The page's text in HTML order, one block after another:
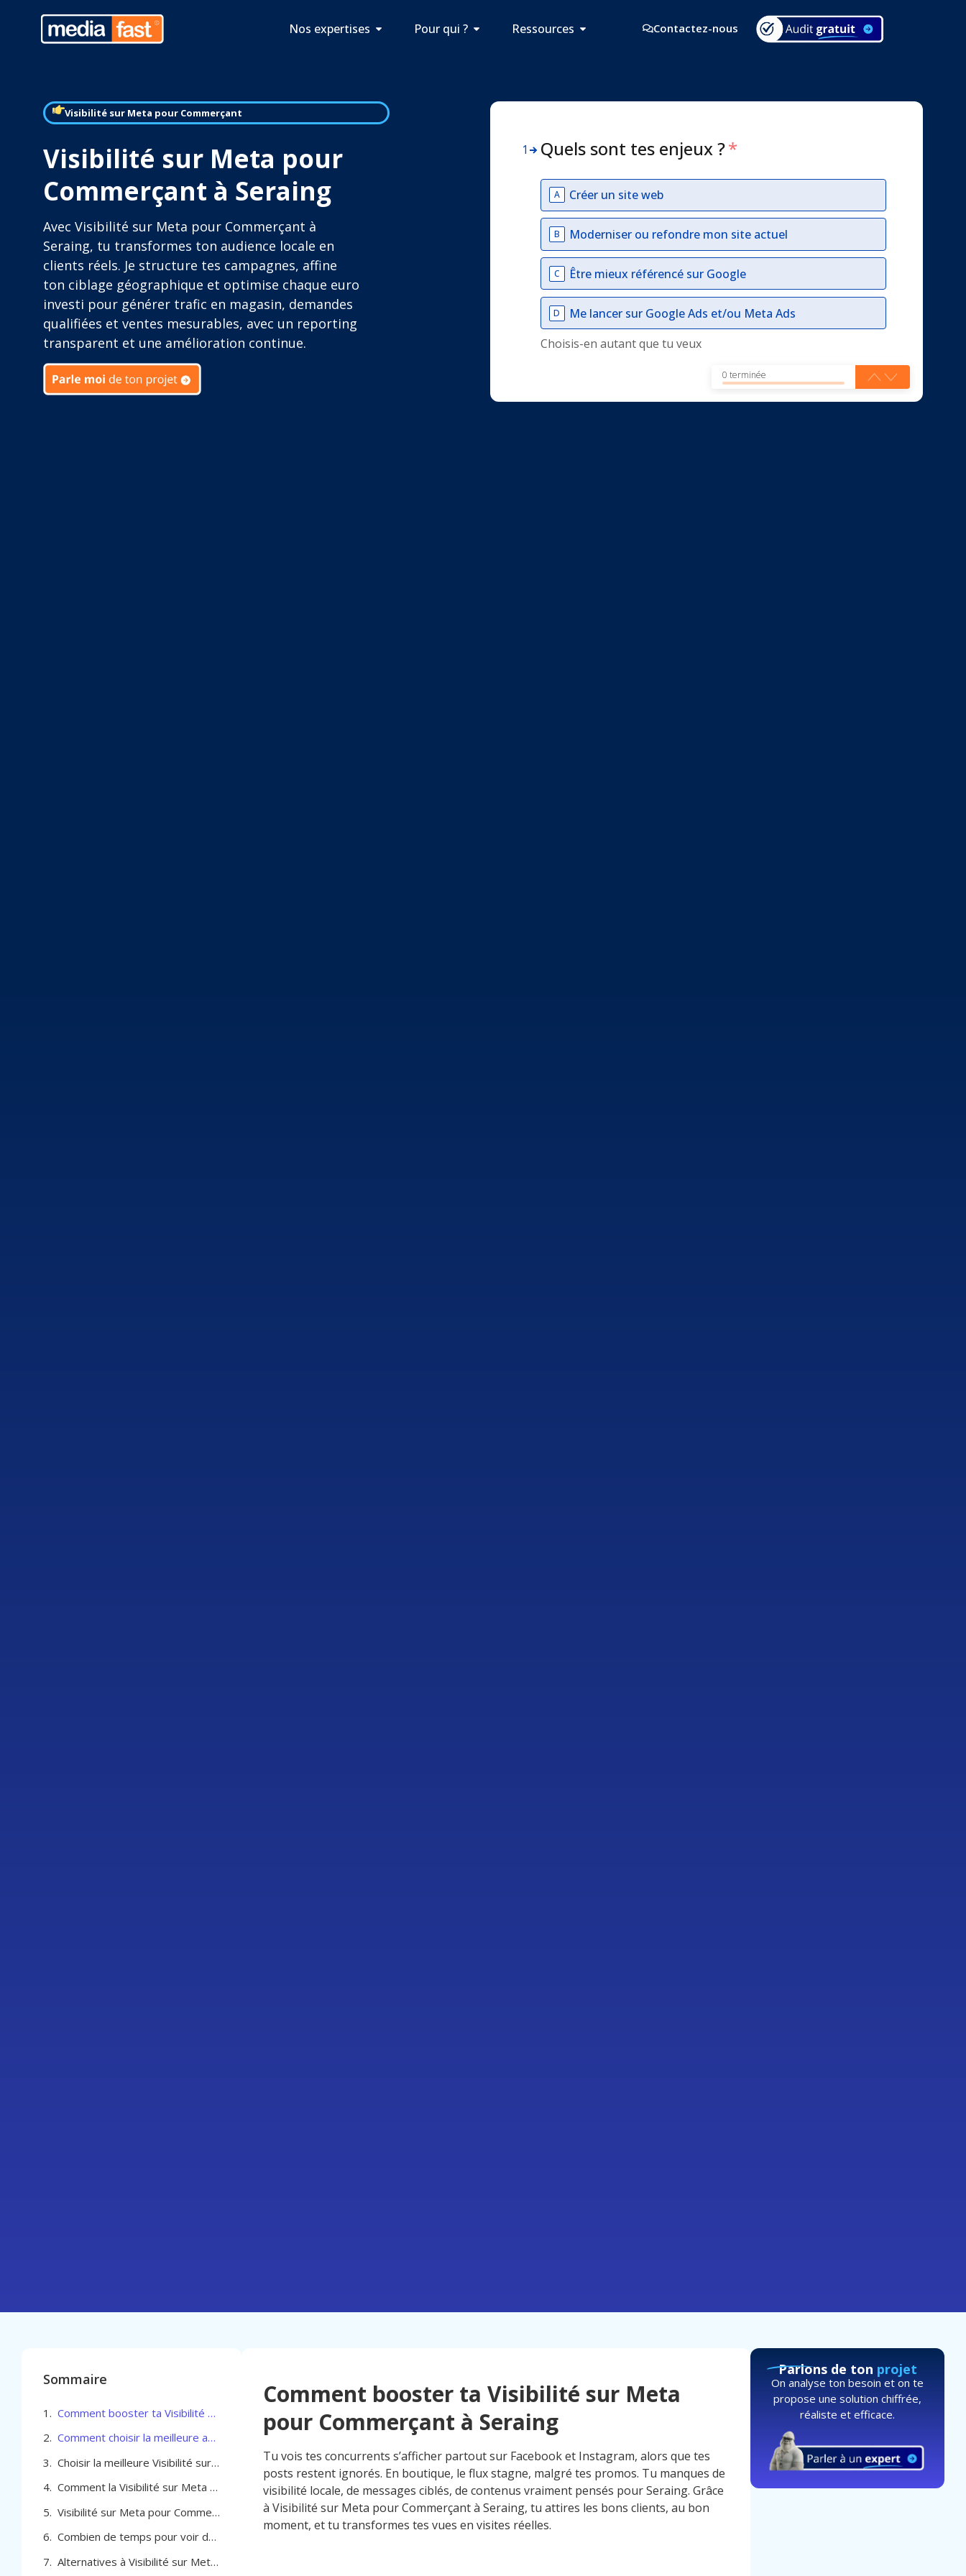
Nos expertises Pour qui ? Ressources Contactez-nous
Visibilité sur Meta pour Commerçant
Visibilité sur Meta pour
Commerçant à Seraing
Avec Visibilité sur Meta pour Commerçant à
Seraing, tu transformes ton audience locale en
clients réels. Je structure tes campagnes, affine
ton ciblage géographique et optimise chaque euro
investi pour générer trafic en magasin, demandes
qualifiées et ventes mesurables, avec un reporting
transparent et une amélioration continue.
1 Quels sont tes enjeux ?*
A Créer un site web
B Moderniser ou refondre mon site actuel
C Être mieux référencé sur Google
D
Me lancer sur Google Ads et/ou Meta Ads
Choisis-en autant que tu veux
0 terminée
Sommaire
Comment booster ta Visibilité sur Meta pour Commerçant à Seraing
Comment choisir la meilleure agence pour optimiser votre Visibilité sur Meta pour Commerçant à Seraing
Choisir la meilleure Visibilité sur Meta pour Commerçant à Seraing
Comment la Visibilité sur Meta pour Commerçant à Seraing génère des résultats concrets
Visibilité sur Meta pour Commerçant à Seraing
Combien de temps pour voir des résultats avec Visibilité sur Meta pour Commerçant à Seraing
Alternatives à Visibilité sur Meta pour Commerçant à Seraing
Comment booster ta Visibilité sur Meta
pour Commerçant à Seraing
Tu vois tes concurrents s’afficher partout sur Facebook et Instagram, alors que tes
posts restent ignorés. En boutique, le flux stagne, malgré tes promos. Tu manques de
visibilité locale, de messages ciblés, de contenus vraiment pensés pour Seraing. Grâce
à Visibilité sur Meta pour Commerçant à Seraing, tu attires les bons clients, au bon
moment, et tu transformes tes vues en visites réelles.
Parlons de ton projet
On analyse ton besoin et on te
propose une solution chiffrée,
réaliste et efficace.